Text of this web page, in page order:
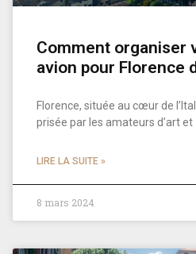
Comment organiser
avion pour Florence
Florence, située au cœur de
prisée par les amateurs d’art et
LIRE LA SUITE »
8 mars 2024